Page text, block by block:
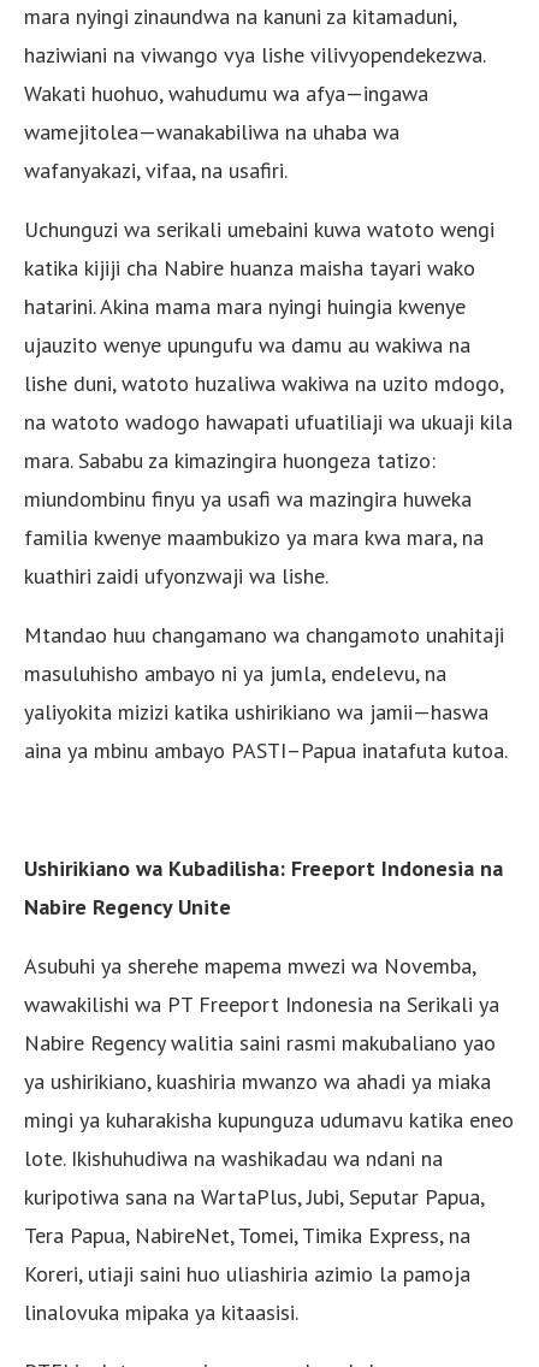
mara nyingi zinaundwa na kanuni za kitamaduni,
haziwiani na viwango vya lishe vilivyopendekezwa.
Wakati huohuo, wahudumu wa afya—ingawa
wamejitolea—wanakabiliwa na uhaba wa
wafanyakazi, vifaa, na usafiri.
Uchunguzi wa serikali umebaini kuwa watoto wengi
katika kijiji cha Nabire huanza maisha tayari wako
hatarini. Akina mama mara nyingi huingia kwenye
ujauzito wenye upungufu wa damu au wakiwa na
lishe duni, watoto huzaliwa wakiwa na uzito mdogo,
na watoto wadogo hawapati ufuatiliaji wa ukuaji kila
mara. Sababu za kimazingira huongeza tatizo:
miundombinu finyu ya usafi wa mazingira huweka
familia kwenye maambukizo ya mara kwa mara, na
kuathiri zaidi ufyonzwaji wa lishe.
Mtandao huu changamano wa changamoto unahitaji
masuluhisho ambayo ni ya jumla, endelevu, na
yaliyokita mizizi katika ushirikiano wa jamii—haswa
aina ya mbinu ambayo PASTI–Papua inatafuta kutoa.
Ushirikiano wa Kubadilisha: Freeport Indonesia na
Nabire Regency Unite
Asubuhi ya sherehe mapema mwezi wa Novemba,
wawakilishi wa PT Freeport Indonesia na Serikali ya
Nabire Regency walitia saini rasmi makubaliano yao
ya ushirikiano, kuashiria mwanzo wa ahadi ya miaka
mingi ya kuharakisha kupunguza udumavu katika eneo
lote. Ikishuhudiwa na washikadau wa ndani na
kuripotiwa sana na WartaPlus, Jubi, Seputar Papua,
Tera Papua, NabireNet, Tomei, Timika Express, na
Koreri, utiaji saini huo uliashiria azimio la pamoja
linalovuka mipaka ya kitaasisi.